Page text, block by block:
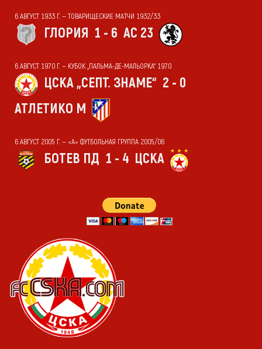
6 АВГУСТ 1933 Г. — ТОВАРИЩЕСКИЕ МАТЧИ 1932/33
ГЛОРИЯ 1 - 6 АС 23
6 АВГУСТ 1970 Г. — КУБОК „ПАЛЬМА-ДЕ-МАЛЬОРКА“ 1970
ЦСКА „СЕПТ. ЗНАМЕ“ 2 - 0
АТЛЕТИКО М
6 АВГУСТ 2005 Г. — «А» ФУТБОЛЬНАЯ ГРУППА 2005/06
БОТЕВ ПД 1 - 4 ЦСКА